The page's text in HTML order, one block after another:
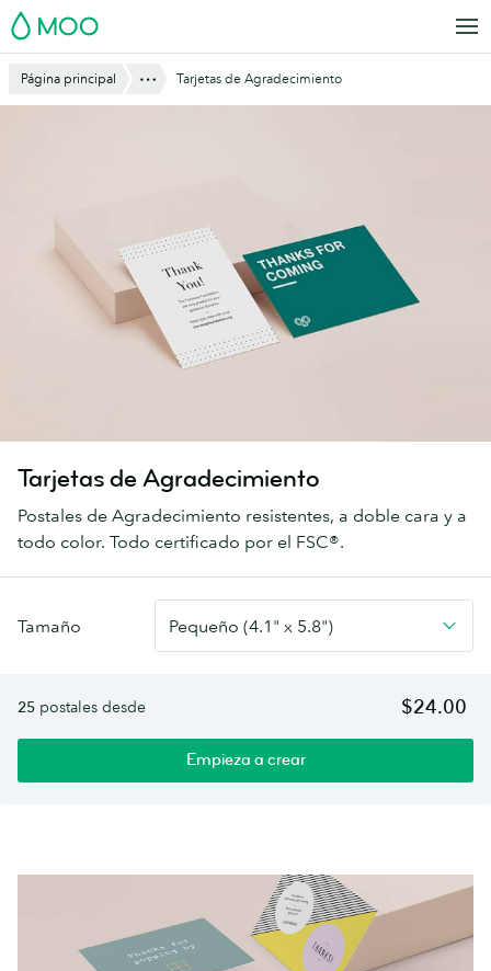
Saltar
al
principal
MOO
Página principal Mostrar todo
Tarjetas de Agradecimiento
Tarjetas de Agradecimiento
Postales de Agradecimiento resistentes, a doble cara y a
todo color. Todo certificado por el FSC®.
de
Tamaño Pequeño (4.1" x 5.8")
25 postales desde $24.00
Empieza a crear